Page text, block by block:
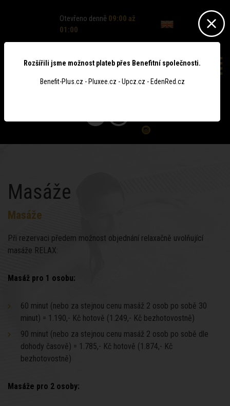
Otevřeno denně 09:00 až
01:00
Masáže
Masáže
Při rezervaci předem možnost objednání relaxačně uvolňující
masáže RELAX:
Masáž pro 1 osobu:
60 minut (nebo za stejnou cenu masáž 2 osob po sobě 30
minut) = 1.190,- Kč hotově (1.249,- Kč bezhotovostně)
90 minut (nebo za stejnou cenu masáž 2 osob po sobě dle
dohody časově) = 1.785,- Kč hotově (1.874,- Kč
bezhotovostně)
Masáže pro 2 osoby:
Rozšířili jsme možnost plateb přes Benefitní společnosti.
Benefit-Plus.cz - Pluxee.cz - Upcz.cz - EdenRed.cz